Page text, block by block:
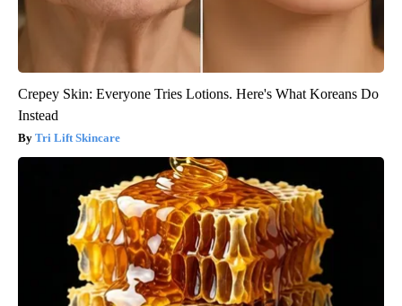
Crepey Skin: Everyone Tries Lotions. Here's What Koreans Do
Instead
Tri Lift Skincare